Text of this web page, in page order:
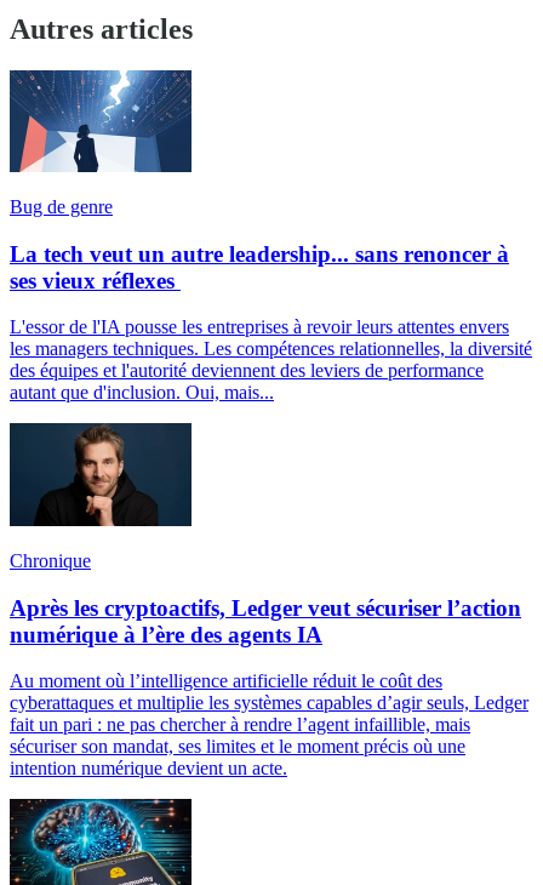
Autres articles
Bug de genre
La tech veut un autre leadership... sans renoncer à
ses vieux réflexes
L'essor de l'IA pousse les entreprises à revoir leurs attentes envers
les managers techniques. Les compétences relationnelles, la diversité
des équipes et l'autorité deviennent des leviers de performance
autant que d'inclusion. Oui, mais...
Chronique
Après les cryptoactifs, Ledger veut sécuriser l’action
numérique à l’ère des agents IA
Au moment où l’intelligence artificielle réduit le coût des
cyberattaques et multiplie les systèmes capables d’agir seuls, Ledger
fait un pari : ne pas chercher à rendre l’agent infaillible, mais
sécuriser son mandat, ses limites et le moment précis où une
intention numérique devient un acte.